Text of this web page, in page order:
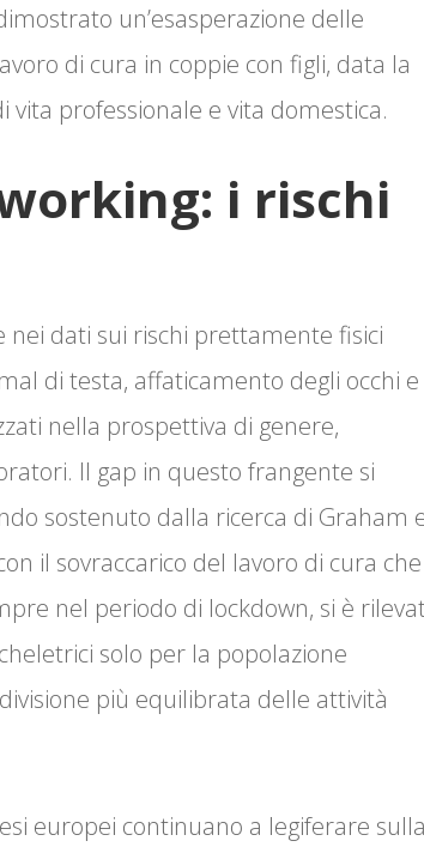
un’esasperazione delle
di cura in coppie con figli, data la
vita professionale e vita domestica.
i rischi
nei dati sui rischi prettamente fisici
di testa, affaticamento degli occhi e
nella prospettiva di genere,
Il gap in questo frangente si
sostenuto dalla ricerca di Graham
il sovraccarico del lavoro di cura che
nel periodo di lockdown, si è
solo per la popolazione
più equilibrata delle attività
europei continuano a legiferare sulla